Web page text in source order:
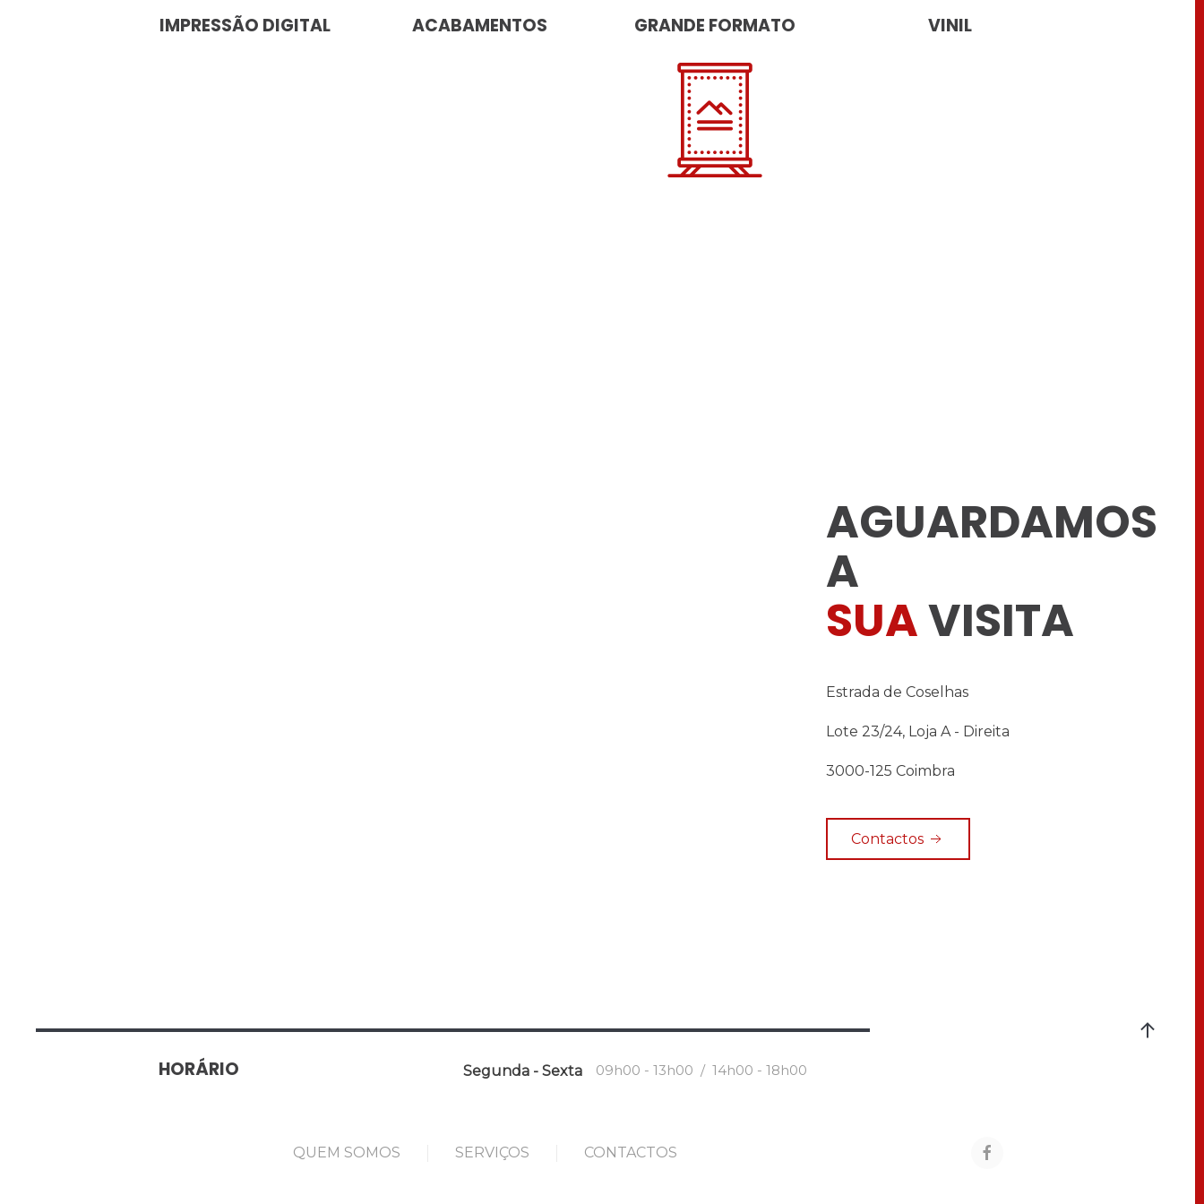
IMPRESSÃO DIGITAL ACABAMENTOS GRANDE FORMATO VINIL
AGUARDAMOS
A
SUAVISITA
Estrada de Coselhas
Lote 23/24, Loja A - Direita
3000-125 Coimbra
Contactos
HORÁRIO Segunda - Sexta 09h00 - 13h00 / 14h00 - 18h00
QUEM SOMOS SERVIÇOS CONTACTOS